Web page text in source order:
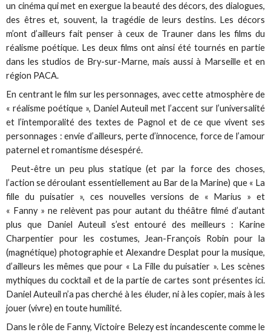
un cinéma qui met en exergue la beauté des décors, des dialogues,
des êtres et, souvent, la tragédie de leurs destins. Les décors
m’ont d’ailleurs fait penser à ceux de Trauner dans les films du
réalisme poétique. Les deux films ont ainsi été tournés en partie
dans les studios de Bry-sur-Marne, mais aussi à Marseille et en
région PACA.
En centrant le film sur les personnages, avec cette atmosphère de
« réalisme poétique », Daniel Auteuil met l’accent sur l’universalité
et l’intemporalité des textes de Pagnol et de ce que vivent ses
personnages : envie d’ailleurs, perte d’innocence, force de l’amour
paternel et romantisme désespéré.
Peut-être un peu plus statique (et par la force des choses,
l’action se déroulant essentiellement au Bar de la Marine) que « La
fille du puisatier », ces nouvelles versions de « Marius » et
« Fanny » ne relèvent pas pour autant du théâtre filmé d’autant
plus que Daniel Auteuil s’est entouré des meilleurs : Karine
Charpentier pour les costumes, Jean-François Robin pour la
(magnétique) photographie et Alexandre Desplat pour la musique,
d’ailleurs les mêmes que pour « La Fille du puisatier ». Les scènes
mythiques du cocktail et de la partie de cartes sont présentes ici.
Daniel Auteuil n’a pas cherché à les éluder, ni à les copier, mais à les
jouer (vivre) en toute humilité.
Dans le rôle de Fanny, Victoire Belezy est incandescente comme le